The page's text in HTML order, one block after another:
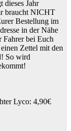
dieses Jahr
braucht NICHT
Bestellung im
in der Nähe
Fahrer bei Euch
Zettel mit den
So wird
Lyco: 4,90€